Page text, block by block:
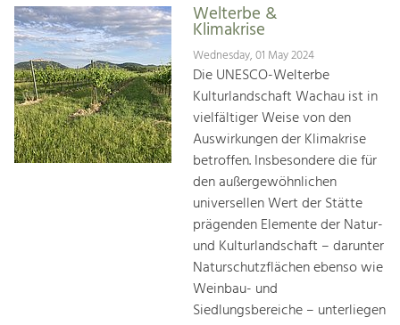
Welterbe &
Klimakrise
Wednesday, 01 May 2024
Die UNESCO-Welterbe
Kulturlandschaft Wachau ist in
vielfältiger Weise von den
Auswirkungen der Klimakrise
betroffen. Insbesondere die für
den außergewöhnlichen
universellen Wert der Stätte
prägenden Elemente der Natur-
und Kulturlandschaft – darunter
Naturschutzflächen ebenso wie
Weinbau- und
Siedlungsbereiche – unterliegen